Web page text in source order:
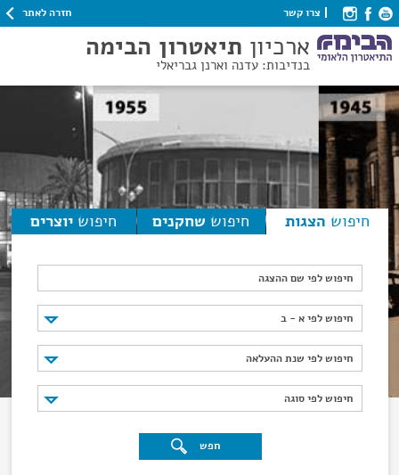
צרו קשר חזרה לאתר
ארכיון תיאטרון הבימה
בנדיבות: עדנה וארנן גבריאלי
חיפוש הצגות חיפוש שחקנים חיפוש יוצרים
חיפוש לפי שם ההצגה
חיפוש לפי א - ב
חיפוש לפי א - ב
חיפוש לפי שנת ההעלאה
חיפוש לפי שנת ההעלאה
חיפוש לפי סוגה
חיפוש לפי סוגה
חפש